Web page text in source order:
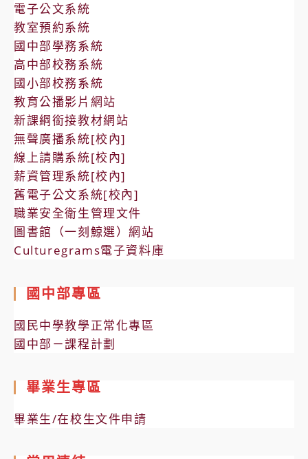
電子公文系統
教室預約系統
國中部學務系統
高中部校務系統
國小部校務系統
教育公播影片網站
新課綱銜接教材網站
無聲廣播系統[校內]
線上請購系統[校內]
薪資管理系統[校內]
舊電子公文系統[校內]
職業安全衛生管理文件
圖書館（一刻鯨選）網站
Culturegrams電子資料庫
國中部專區
國民中學教學正常化專區
國中部－課程計劃
畢業生專區
畢業生/在校生文件申請